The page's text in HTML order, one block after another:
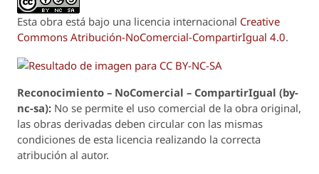
Esta obra está bajo una licencia internacional Creative
Commons Atribución-NoComercial-CompartirIgual 4.0.
Reconocimiento – NoComercial – CompartirIgual (by-
nc-sa): No se permite el uso comercial de la obra original,
las obras derivadas deben circular con las mismas
condiciones de esta licencia realizando la correcta
atribución al autor.